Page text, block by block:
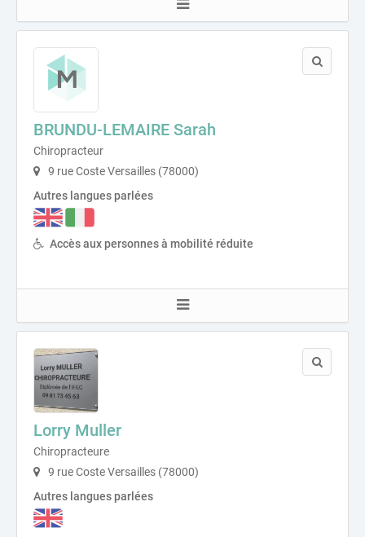
BRUNDU-LEMAIRE Sarah
Chiropracteur
9 rue Coste Versailles (78000)
Autres langues parlées
Accès aux personnes à mobilité réduite
Lorry Muller
Chiropracteure
9 rue Coste Versailles (78000)
Autres langues parlées